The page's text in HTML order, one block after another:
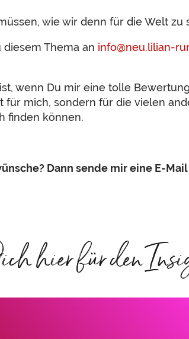
wie wir denn für die Welt zu
Thema an info@neu.lilian-
wenn Du mir eine tolle
mich, sondern für die vielen
finden können.
Dann sende mir eine E-Mail
hier für den